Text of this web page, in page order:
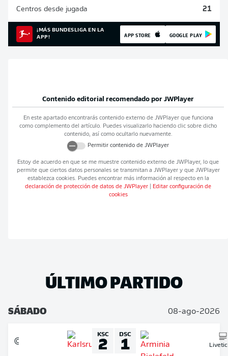
Centros desde jugada 21
¡MÁS BUNDESLIGA EN LA
APP!
APP STORE GOOGLE PLAY
Contenido editorial recomendado por JWPlayer
En este apartado encontrarás contenido externo de JWPlayerque funciona
como complemento del artículo. Puedes visualizarlo haciendo clic sobre dicho
contenido, así como ocultarlo nuevamente.
Permitir contenido de JWPlayer
Estoy de acuerdo en que se me muestre contenido externo de JWPlayer, lo que
permite que ciertos datos personales se transmitan a JWPlayery que JWPlayer
establezca cookies. Puedes encontrar más información al respecto en la
declaración de protección de datos de JWPlayer
Editar configuración de
cookies
ÚLTIMO PARTIDO
SÁBADO 08-ago-2026
KSC
2 DSC
1